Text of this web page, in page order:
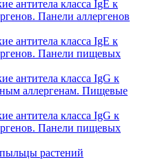
антитела класса IgE к
Панели аллергенов
антитела класса IgE к
Панели пищевых
антитела класса IgG к
аллергенам. Пищевые
антитела класса IgG к
Панели пищевых
растений